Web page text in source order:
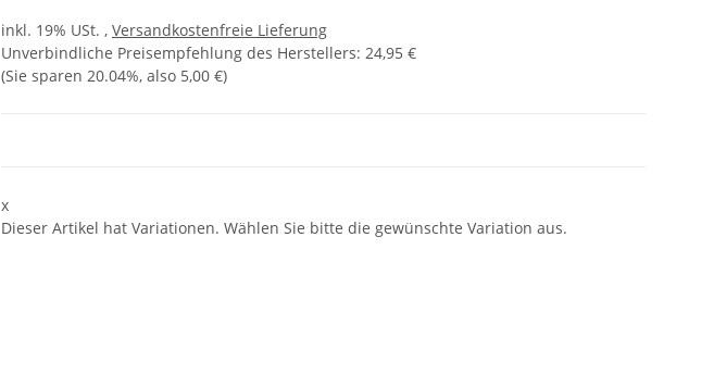
inkl. 19% USt. , Versandkostenfreie Lieferung
Unverbindliche Preisempfehlung des Herstellers: 24,95 €
(Sie sparen 20.04%, also 5,00 €)
x
Dieser Artikel hat Variationen. Wählen Sie bitte die gewünschte Variation aus.